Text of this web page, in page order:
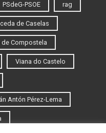
PSdeG-PSOE rag
de Caselas
de Compostela
Viana do Castelo
Antón Pérez-Lema